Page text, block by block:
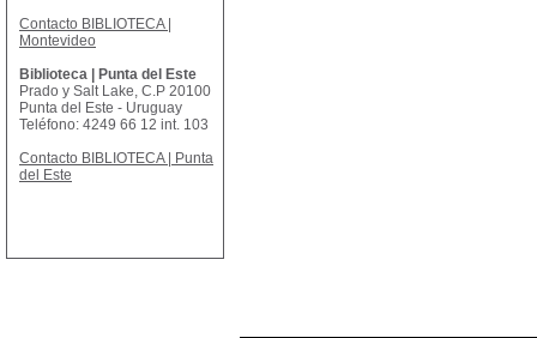
Contacto BIBLIOTECA |
Montevideo
Biblioteca | Punta del Este
Prado y Salt Lake, C.P 20100
Punta del Este - Uruguay
Teléfono: 4249 66 12 int. 103
Contacto BIBLIOTECA | Punta
del Este